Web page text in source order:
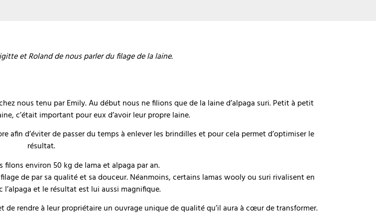
et Roland de nous parler du filage de la laine.
nous tenu par Emily. Au début nous ne filions que de la laine d’alpaga suri. Petit à petit
c’était important pour eux d’avoir leur propre laine.
d’éviter de passer du temps à enlever les brindilles et pour cela permet d’optimiser le
résultat.
filons environ 50 kg de lama et alpaga par an.
de par sa qualité et sa douceur. Néanmoins, certains lamas wooly ou suri rivalisent en
et le résultat est lui aussi magnifique.
rendre à leur propriétaire un ouvrage unique de qualité qu’il aura à cœur de transformer.